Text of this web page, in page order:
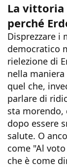
La
perché
Disprezzare i
democratico
rielezione di
nella
quel che,
parlare di
sta morendo,
dopo essere
salute. O
come "Al
che è come